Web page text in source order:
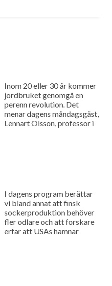
Inom 20 eller 30 år kommer
jordbruket genomgå en
perenn revolution. Det
menar dagens måndagsgäst,
Lennart Olsson, professor i
I dagens program berättar
vi bland annat att finsk
sockerproduktion behöver
fler odlare och att forskare
erfar att USAs hamnar